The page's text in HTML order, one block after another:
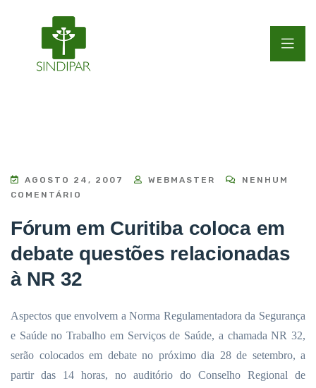
AGOSTO 24, 2007 WEBMASTER
NENHUM
COMENTÁRIO
Fórum em Curitiba coloca em
debate questões relacionadas
à NR 32
Aspectos que envolvem a Norma Regulamentadora da Segurança
e Saúde no Trabalho em Serviços de Saúde, a chamada NR 32,
serão colocados em debate no próximo dia 28 de setembro, a
partir das 14 horas, no auditório do Conselho Regional de